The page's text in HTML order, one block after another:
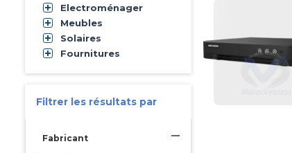
Electroménager
Meubles
Solaires
Fournitures
Filtrer les résultats par
Fabricant